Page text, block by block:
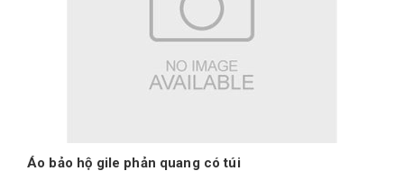
Áo bảo hộ gile phản quang có túi